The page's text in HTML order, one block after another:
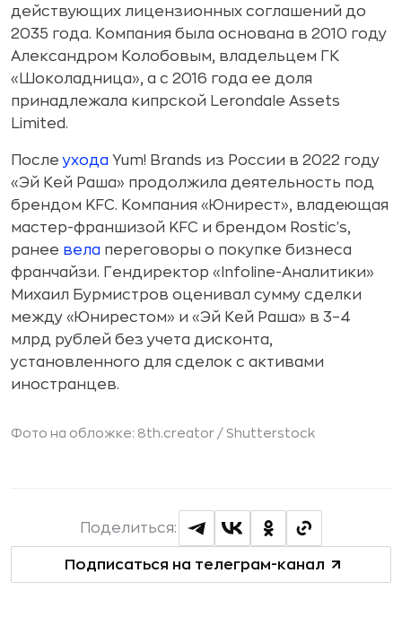
действующих лицензионных соглашений до
2035 года. Компания была основана в 2010 году
Александром Колобовым, владельцем ГК
«Шоколадница», а с 2016 года ее доля
принадлежала кипрской Lerondale Assets
Limited.
Послеухода Yum! Brands из России в 2022 году
«Эй Кей Раша» продолжила деятельность под
брендом KFC. Компания «Юнирест», владеющая
мастер-франшизой KFC и брендом Rostic's,
ранее вела переговоры о покупке бизнеса
франчайзи. Гендиректор «Infoline-Аналитики»
Михаил Бурмистров оценивал сумму сделки
между «Юнирестом» и «Эй Кей Раша» в 3–4
млрд рублей без учета дисконта,
установленного для сделок с активами
иностранцев.
Фото на обложке: 8th.creator / Shutterstock
Подписаться на телеграм-канал
Поделиться: